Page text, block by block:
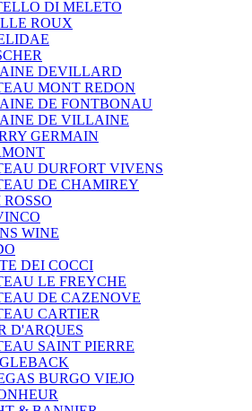
DI MELETO
ROUX
DEVILLARD
MONT REDON
DE FONTBONAU
DE VILLAINE
GERMAIN
DURFORT VIVENS
DE CHAMIREY
WINE
DEI COCCI
LE FREYCHE
DE CAZENOVE
CARTIER
D'ARQUES
SAINT PIERRE
BURGO VIEJO